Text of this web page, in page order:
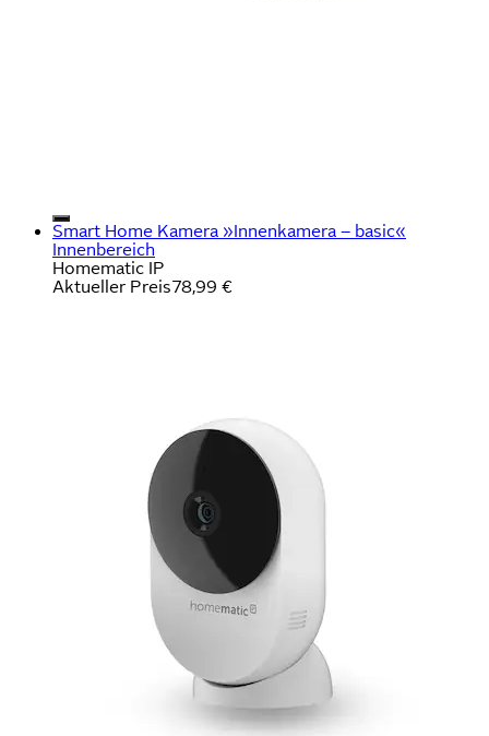
Smart Home Kamera »Innenkamera – basic«
Innenbereich
Homematic IP
Aktueller Preis78,99 €